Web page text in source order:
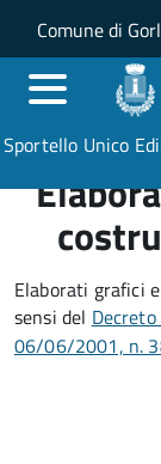
Salta al
Skip to
Comune di
Sportello Unico
Elaborati grafici
sensi del
06/06/2001, n.